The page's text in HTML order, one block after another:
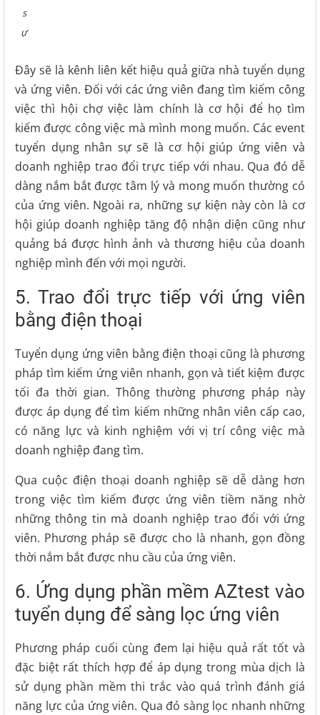
s
ự
Đây sẽ là kênh liên kết hiệu quả giữa nhà tuyển dụng
và ứng viên. Đối với các ứng viên đang tìm kiếm công
việc thì hội chợ việc làm chính là cơ hội để họ tìm
kiếm được công việc mà mình mong muốn. Các event
tuyển dụng nhân sự sẽ là cơ hội giúp ứng viên và
doanh nghiệp trao đổi trực tiếp với nhau. Qua đó dễ
dàng nắm bắt được tâm lý và mong muốn thường có
của ứng viên. Ngoài ra, những sự kiện này còn là cơ
hội giúp doanh nghiệp tăng độ nhận diện cũng như
quảng bá được hình ảnh và thương hiệu của doanh
nghiệp mình đến với mọi người.
5. Trao đổi trực tiếp với ứng viên
bằng điện thoại
Tuyển dụng ứng viên bằng điện thoại cũng là phương
pháp tìm kiếm ứng viên nhanh, gọn và tiết kiệm được
tối đa thời gian. Thông thường phương pháp này
được áp dụng để tìm kiếm những nhân viên cấp cao,
có năng lực và kinh nghiệm với vị trí công việc mà
doanh nghiệp đang tìm.
Qua cuộc điện thoại doanh nghiệp sẽ dễ dàng hơn
trong việc tìm kiếm được ứng viên tiềm năng nhờ
những thông tin mà doanh nghiệp trao đổi với ứng
viên. Phương pháp sẽ được cho là nhanh, gọn đồng
thời nắm bắt được nhu cầu của ứng viên.
6. Ứng dụng phần mềm AZtest vào
tuyển dụng để sàng lọc ứng viên
Phương pháp cuối cùng đem lại hiệu quả rất tốt và
đặc biệt rất thích hợp để áp dụng trong mùa dịch là
sử dụng phần mềm thi trắc vào quá trình đánh giá
năng lực của ứng viên. Qua đó sàng lọc nhanh những